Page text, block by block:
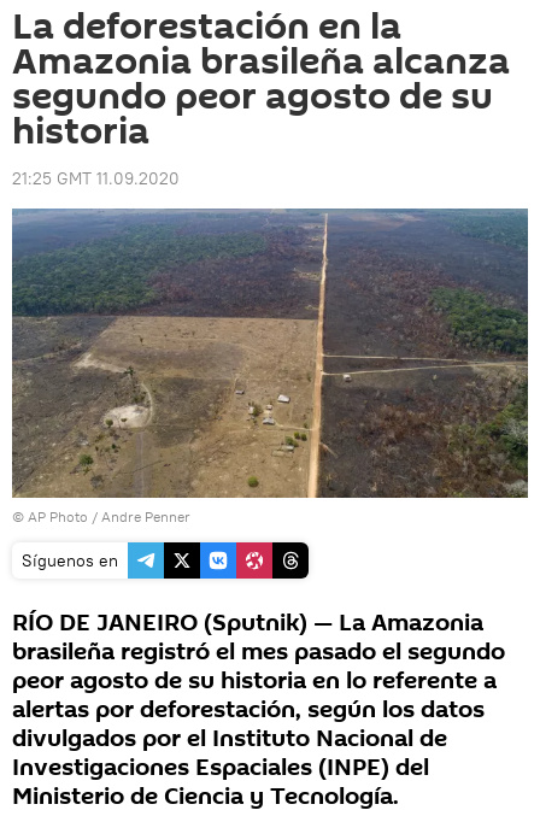
La deforestación en la
Amazonia brasileña alcanza
segundo peor agosto de su
historia
21:25 GMT 11.09.2020
© AP Photo / Andre Penner
Síguenos en
RÍO DE JANEIRO (Sputnik) — La Amazonia
brasileña registró el mes pasado el segundo
peor agosto de su historia en lo referente a
alertas por deforestación, según los datos
divulgados por el Instituto Nacional de
Investigaciones Espaciales (INPE) del
Ministerio de Ciencia y Tecnología.